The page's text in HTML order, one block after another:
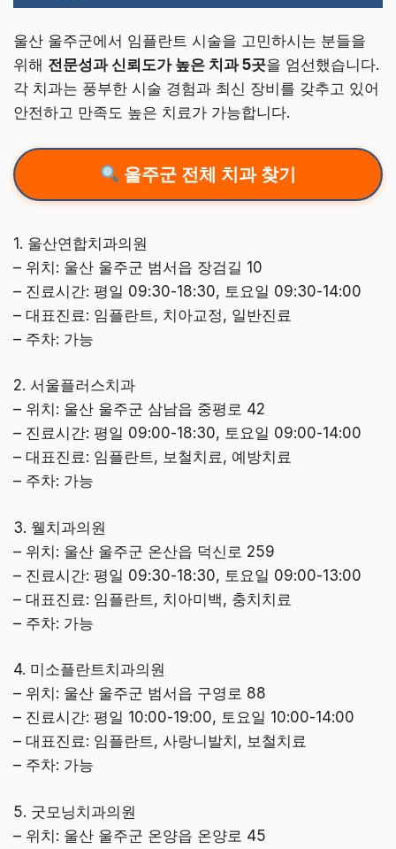
울산 울주군에서 임플란트 시술을 고민하시는 분들을
위해 전문성과 신뢰도가 높은 치과 5곳을 엄선했습니다.
각 치과는 풍부한 시술 경험과 최신 장비를 갖추고 있어
안전하고 만족도 높은 치료가 가능합니다.
울주군 전체 치과 찾기
1. 울산연합치과의원
– 위치: 울산 울주군 범서읍 장검길 10
– 진료시간: 평일 09:30-18:30, 토요일 09:30-14:00
– 대표진료: 임플란트, 치아교정, 일반진료
– 주차: 가능
2. 서울플러스치과
– 위치: 울산 울주군 삼남읍 중평로 42
– 진료시간: 평일 09:00-18:30, 토요일 09:00-14:00
– 대표진료: 임플란트, 보철치료, 예방치료
– 주차: 가능
3. 웰치과의원
– 위치: 울산 울주군 온산읍 덕신로 259
– 진료시간: 평일 09:30-18:30, 토요일 09:00-13:00
– 대표진료: 임플란트, 치아미백, 충치치료
– 주차: 가능
4. 미소플란트치과의원
– 위치: 울산 울주군 범서읍 구영로 88
– 진료시간: 평일 10:00-19:00, 토요일 10:00-14:00
– 대표진료: 임플란트, 사랑니발치, 보철치료
– 주차: 가능
5. 굿모닝치과의원
– 위치: 울산 울주군 온양읍 온양로 45